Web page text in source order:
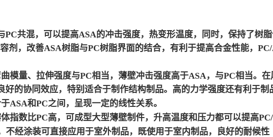
共混，可以提高ASA的冲击强度，热变形温度，同时，保持了树
剂，改善ASA树脂与PC树脂界面的结合，有利于提高合金性能，
模量、拉伸强度与PC相当，薄壁冲击强度高于ASA，与PC相当。
的协同效应，特别适合于制作结构制品。高的力学强度还有利于制
ASA和PC之间，呈现一定的线性关系。
指数比PC高，可成型大型薄壁制件，升高温度和压力都可以提高
不经涂装可直接应用于室外制品，既使用于室内制品，良好的耐候性